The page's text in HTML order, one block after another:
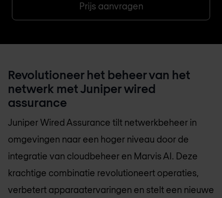
Prijs aanvragen
Revolutioneer het beheer van het
netwerk met Juniper wired
assurance
Juniper Wired Assurance tilt netwerkbeheer in
omgevingen naar een hoger niveau door de
integratie van cloudbeheer en Marvis AI. Deze
krachtige combinatie revolutioneert operaties,
verbetert apparaatervaringen en stelt een nieuwe